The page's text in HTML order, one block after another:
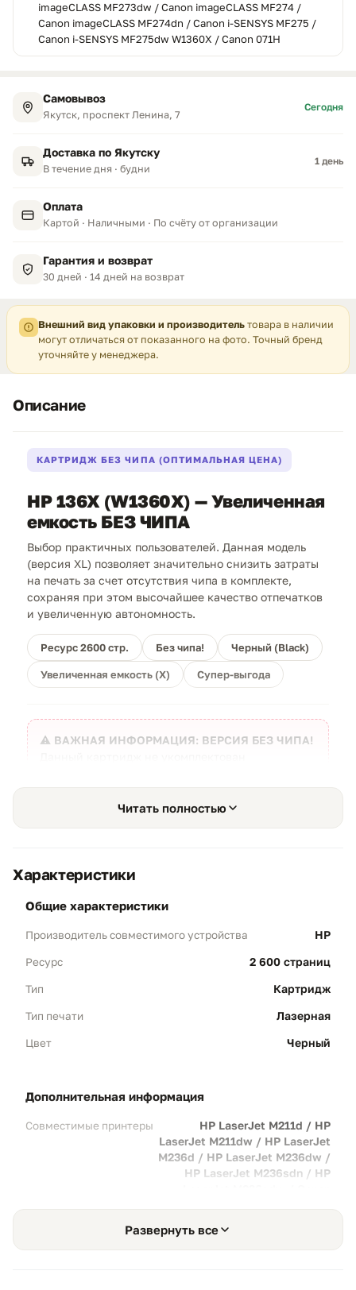
imageCLASS MF273dw / Canon imageCLASS MF274 /
Canon imageCLASS MF274dn / Canon i-SENSYS MF275 /
Canon i-SENSYS MF275dw W1360X / Canon 071H
Самовывоз
Якутск, проспект Ленина, 7
Сегодня
Доставка по Якутску
В течение дня · будни
1 день
Оплата
Картой · Наличными · По счёту от организации
Гарантия и возврат
30 дней · 14 дней на возврат
Внешний вид упаковки и производитель товара в наличии
могут отличаться от показанного на фото. Точный бренд
уточняйте у менеджера.
Описание
КАРТРИДЖ БЕЗ ЧИПА (ОПТИМАЛЬНАЯ ЦЕНА)
HP 136X (W1360X) — Увеличенная
емкость БЕЗ ЧИПА
Выбор практичных пользователей. Данная модель
(версия XL) позволяет значительно снизить затраты
на печать за счет отсутствия чипа в комплекте,
сохраняя при этом высочайшее качество отпечатков
и увеличенную автономность.
Ресурс 2600 стр. Без чипа! Черный (Black)
Увеличенная емкость (X) Супер-выгода
⚠️ ВАЖНАЯ ИНФОРМАЦИЯ: ВЕРСИЯ БЕЗ ЧИПА!
самостоятельно переставить чип с вашего
старого (оригинального или стартового)
не будет.
Увеличенный ресурс:
Максимальная выгода
Себестоимость:Отсутствие дорогого чипа
в комплекте делает этот картридж самым
отпечатанный лист стремятся к минимуму.
Читать полностью
Характеристики
общие характеристики
Производитель совместимого устройства HP
Ресурс 2 600 страниц
Тип Картридж
Тип печати Лазерная
Цвет Черный
дополнительная информация
Совместимые принтеры
HP LaserJet M211d / HP
LaserJet M211dw / HP LaserJet
M236d / HP LaserJet M236dw /
HP LaserJet M236sdn / HP
i-SENSYS LBP122 / Canon i-
SENSYS LBP122dw / Canon
Развернуть все